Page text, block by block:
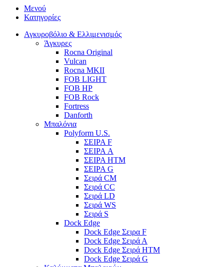
Μενού
Κατηγορίες
Αγκυροβόλιο & Ελλιμενισμός
Άγκυρες
Rocna Original
Vulcan
Rocna MKII
FOB LIGHT
FOB HP
FOB Rock
Fortress
Danforth
Μπαλόνια
Polyform U.S.
ΣΕΙΡΑ F
ΣΕΙΡΑ A
ΣΕΙΡΑ HTM
ΣΕΙΡΑ G
Σειρά CM
Σειρά CC
Σειρά LD
Σειρά WS
Σειρά S
Dock Edge
Dock Edge Σειρα F
Dock Edge Σειρά Α
Dock Edge Σειρά HTM
Dock Edge Σειρά G